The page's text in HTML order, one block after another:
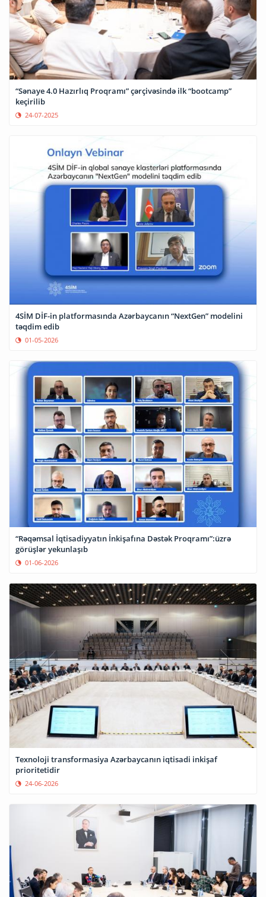
“Sənaye 4.0 Hazırlıq Proqramı” çərçivəsində ilk “bootcamp”
keçirilib
24-07-2025
4SİM DİF-in platformasında Azərbaycanın “NextGen” modelini
təqdim edib
01-05-2026
“Rəqəmsal İqtisadiyyatın İnkişafına Dəstək Proqramı”:üzrə
görüşlər yekunlaşıb
01-06-2026
Texnoloji transformasiya Azərbaycanın iqtisadi inkişaf
prioritetidir
24-06-2026